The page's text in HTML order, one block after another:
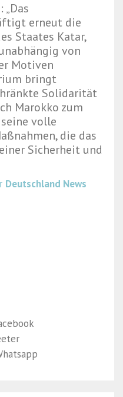
erneut die
Staates Katar,
von
Motiven
bringt
Solidarität
Marokko zum
volle
die das
Sicherheit und
Deutschland News